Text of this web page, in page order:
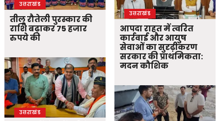
उत्तराखंड
तीलू रौतेली पुरस्कार की
राशि बढ़ाकर 75 हजार
रुपये की
उत्तराखंड
उत्तराखंड
आपदा राहत में त्वरित
कार्रवाई और आयुष
सेवाओं का सुदृढ़ीकरण
सरकार की प्राथमिकता:
मदन कौशिक